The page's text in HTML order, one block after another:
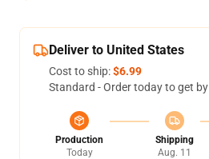
Deliver to United States
Cost to ship:$6.99
Standard - Order today to get by
Production
Today
Shipping
Aug. 11